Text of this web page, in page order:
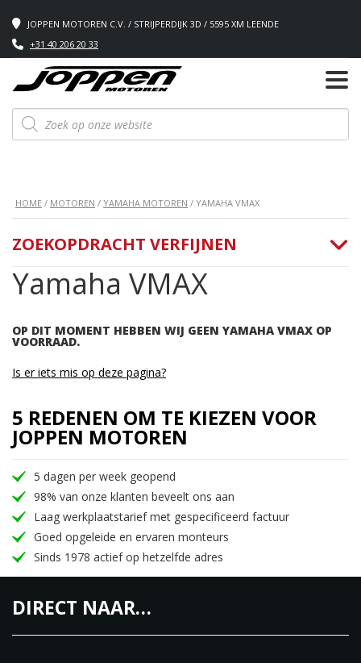
JOPPEN MOTOREN C.V. / STRIJPERDIJK 3D / 5595 XM LEENDE
+31 40 206 20 33
Producten
zoeken
HOME / MOTOREN / YAMAHA MOTOREN / YAMAHA VMAX
Yamaha VMAX
OP DIT MOMENT HEBBEN WIJ GEEN YAMAHA VMAX OP
VOORRAAD.
ZOEKOPDRACHT VERFIJNEN
Is er iets mis op deze pagina?
5 REDENEN OM TE KIEZEN VOOR
JOPPEN MOTOREN
5 dagen per week geopend
98% van onze klanten beveelt ons aan
Laag werkplaatstarief met gespecificeerd factuur
Goed opgeleide en ervaren monteurs
Sinds 1978 actief op hetzelfde adres
DIRECT NAAR…